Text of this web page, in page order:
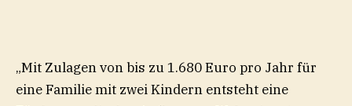
„Mit Zulagen von bis zu 1.680 Euro pro Jahr für
eine Familie mit zwei Kindern entsteht eine